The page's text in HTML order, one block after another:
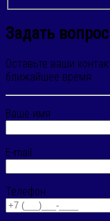
Задать вопрос
Оставьте ваши
ближайшее время
Ваше имя
E-mail
Телефон